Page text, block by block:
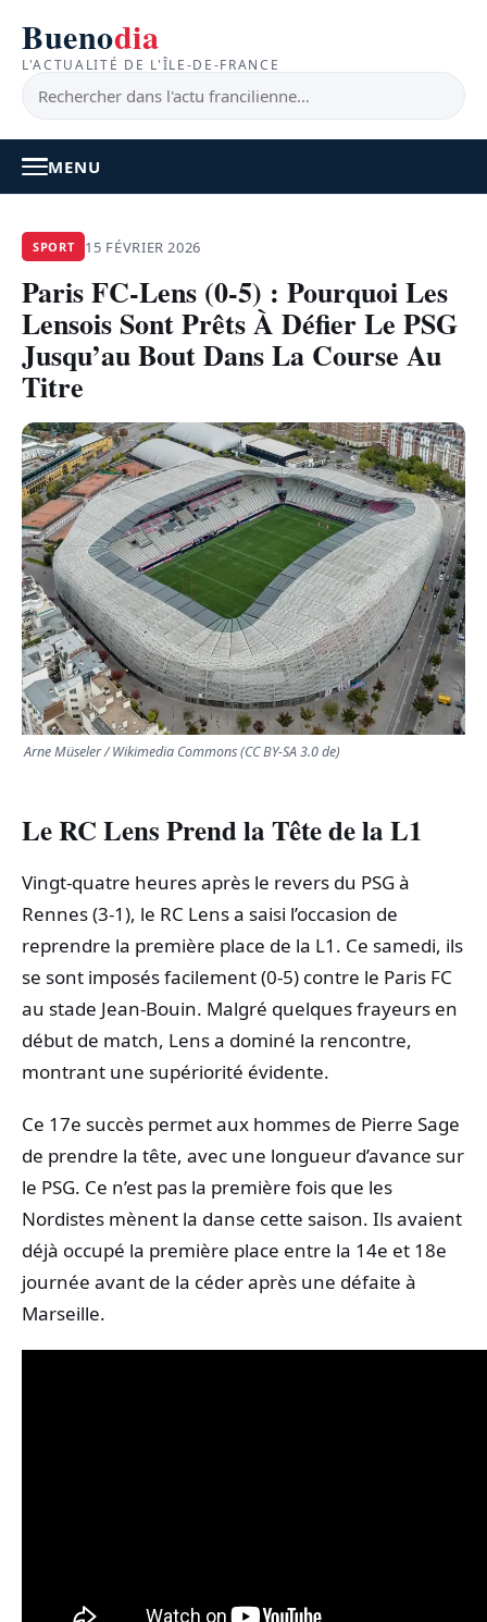
Buenodia
L'ACTUALITÉ DE L'ÎLE-DE-FRANCE
MENU
ACTUALITÉ
BONS PLANS
FEEL GOOD
FAITS DIVERS
TRANSPORTS
ÉCONOMIE
POLITIQUE
SPORT
CULTURE
SCIENCES & TECH
SPORT 15 FÉVRIER 2026
Paris FC-Lens (0-5) : Pourquoi Les
Lensois Sont Prêts À Défier Le PSG
Jusqu’au Bout Dans La Course Au
Titre
Arne Müseler / Wikimedia Commons (CC BY-SA 3.0 de)
Le RC Lens Prend la Tête de la L1
Vingt-quatre heures après le revers du PSG à
Rennes (3-1), le RC Lens a saisi l’occasion de
reprendre la première place de la L1. Ce samedi, ils
se sont imposés facilement (0-5) contre le Paris FC
au stade Jean-Bouin. Malgré quelques frayeurs en
début de match, Lens a dominé la rencontre,
montrant une supériorité évidente.
Ce 17e succès permet aux hommes de Pierre Sage
de prendre la tête, avec une longueur d’avance sur
le PSG. Ce n’est pas la première fois que les
Nordistes mènent la danse cette saison. Ils avaient
déjà occupé la première place entre la 14e et 18e
journée avant de la céder après une défaite à
Marseille.